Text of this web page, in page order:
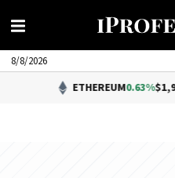
8/8/2026
ETHEREUM0.63%$1,911.64